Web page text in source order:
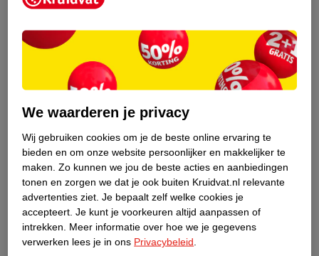
Kruidvat is een erkend specialist in
zelfzorg, ook online. Wat je
gezondheidsvraag ook is, stel hem aan
Stel je gezondheidsvraag
Ook in deze winkel
Kruidvat.nl ophaalpunt
Laat je bestelling snel en gemakkelijk bezorgen in de
We waarderen je privacy
Wij gebruiken cookies om je de beste online ervaring te
bieden en om onze website persoonlijker en makkelijker te
maken. Zo kunnen we jou de beste acties en aanbiedingen
tonen en zorgen we dat je ook buiten Kruidvat.nl relevante
advertenties ziet. Je bepaalt zelf welke cookies je
accepteert. Je kunt je voorkeuren altijd aanpassen of
intrekken.
Meer informatie over hoe we je gegevens
verwerken lees je in ons Privacybeleid